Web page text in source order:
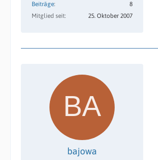
Beiträge
8
Mitglied seit
25. Oktober 2007
bajowa